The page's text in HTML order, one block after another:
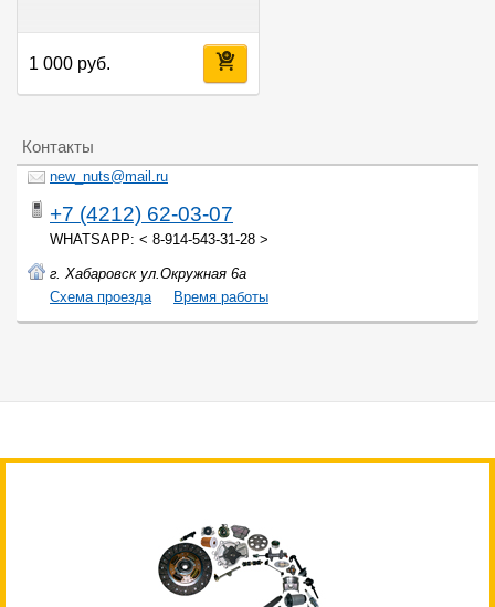
1 000 руб.
Контакты
new_nuts@mail.ru
+7 (4212) 62-03-07
WHATSAPP: < 8-914-543-31-28 >
г. Хабаровск ул.Окружная 6а
Cхема проезда
Время работы